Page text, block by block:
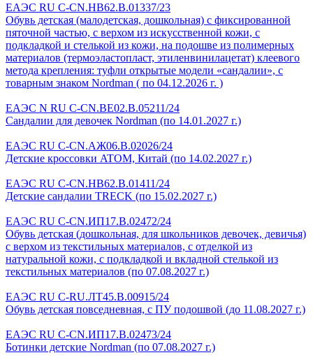
ЕАЭС RU C-CN.HB62.B.01337/23
Обувь детская (малодетская, дошкольная) с фиксированной
пяточной частью, с верхом из искусственной кожи, с
подкладкой и стелькой из кожи, на подошве из полимерных
материалов (термоэластопласт, этиленвинилацетат) клеевого
метода крепления: туфли открытые модели «сандалии», с
товарным знаком Nordman ( по 04.12.2026 г. )
ЕАЭС N RU C-CN.BE02.B.05211/24
Сандалии для девочек Nordman (по 14.01.2027 г.)
ЕАЭС RU C-CN.АЖ06.В.02026/24
Детские кроссовки ATOM, Китай (по 14.02.2027 г.)
ЕАЭС RU C-CN.HB62.B.01411/24
Детские сандалии TRECK (по 15.02.2027 г.)
ЕАЭС RU С-CN.ИП17.В.02472/24
Обувь детская (дошкольная, для школьников девочек, девичья)
с верхом из текстильных материалов, с отделкой из
натуральной кожи, с подкладкой и вкладной стелькой из
текстильных материалов (по 07.08.2027 г.)
ЕАЭС RU С-RU.ЛТ45.В.00915/24
Обувь детская повседневная, с ПУ подошвой (до 11.08.2027 г.)
ЕАЭС RU С-CN.ИП17.B.02473/24
Ботинки детские Nordman (по 07.08.2027 г.)